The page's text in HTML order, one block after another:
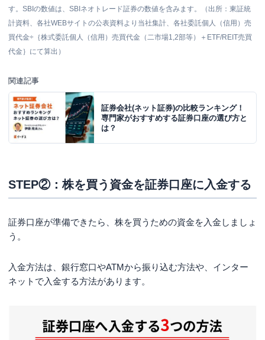
す。SBIの数値は、SBIネオトレード証券の数値を含みます。（出所：東証統
計資料、各社WEBサイトの公表資料より当社集計、各社委託個人（信用）売
買代金÷｛株式委託個人（信用）売買代金（二市場1,2部等）＋ETF/REIT売買
代金｝にて算出）
関連記事
証券会社(ネット証券)の比較ランキング！
専門家がおすすめする証券口座の選び方と
は？
STEP②：株を買う資金を証券口座に入金する
証券口座が準備できたら、株を買うための資金を入金しましょ
う。
入金方法は、銀行窓口やATMから振り込む方法や、インター
ネットで入金する方法があります。